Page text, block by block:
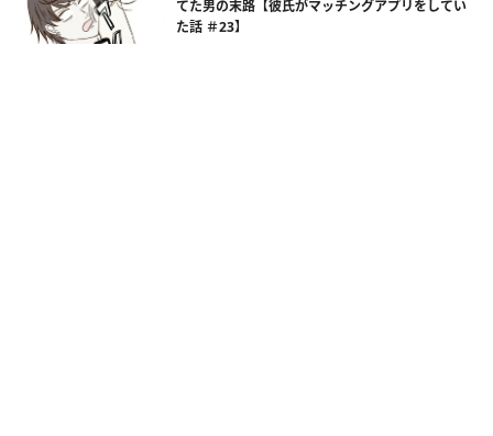
てた男の末路【彼氏がマッチングアプリをしてい
た話 ＃23】